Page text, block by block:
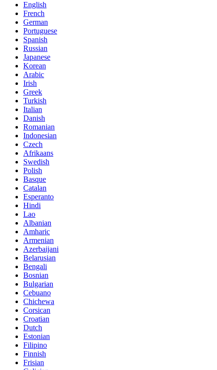
English
French
German
Portuguese
Spanish
Russian
Japanese
Korean
Arabic
Irish
Greek
Turkish
Italian
Danish
Romanian
Indonesian
Czech
Afrikaans
Swedish
Polish
Basque
Catalan
Esperanto
Hindi
Lao
Albanian
Amharic
Armenian
Azerbaijani
Belarusian
Bengali
Bosnian
Bulgarian
Cebuano
Chichewa
Corsican
Croatian
Dutch
Estonian
Filipino
Finnish
Frisian